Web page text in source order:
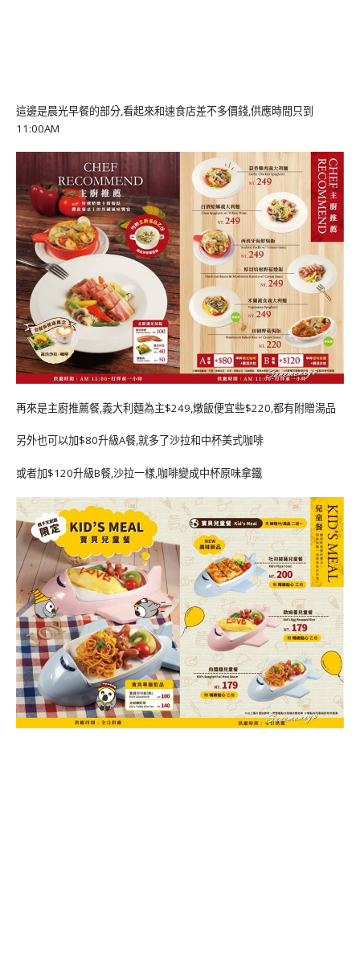
這邊是晨光早餐的部分,看起來和速食店差不多價錢,供應時間只到
11:00AM
再來是主廚推薦餐,義大利麵為主$249,燉飯便宜些$220,都有附贈湯品
另外也可以加$80升級A餐,就多了沙拉和中杯美式咖啡
或者加$120升級B餐,沙拉一樣,咖啡變成中杯原味拿鐵